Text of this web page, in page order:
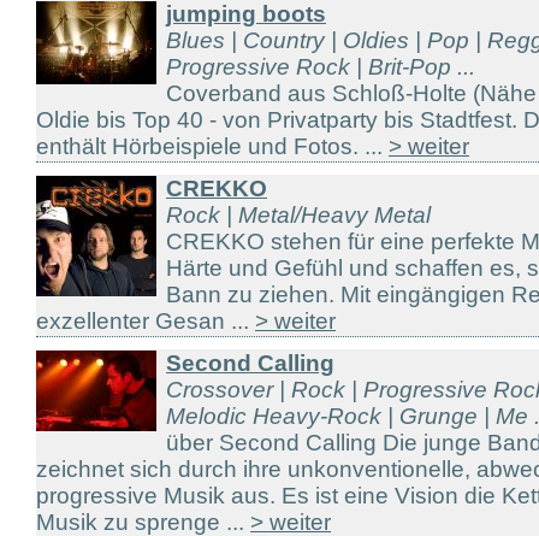
jumping boots
Blues | Country | Oldies | Pop |
Progressive Rock | Brit-Pop ...
Coverband aus Schloß-Holte
Oldie bis Top 40 - von Privatparty bis Stadtfest.
enthält Hörbeispiele und Fotos. ... > weiter
CREKKO
Rock | Metal/Heavy Metal
CREKKO stehen für eine perfekte
Härte und Gefühl und schaffen es,
Bann zu ziehen. Mit eingängigen
exzellenter Gesan ... > weiter
Second Calling
Crossover | Rock | Progressive
Melodic Heavy-Rock | Grunge | Me
über Second Calling Die junge
zeichnet sich durch ihre unkonventionelle,
progressive Musik aus. Es ist eine Vision die
Musik zu sprenge ... > weiter